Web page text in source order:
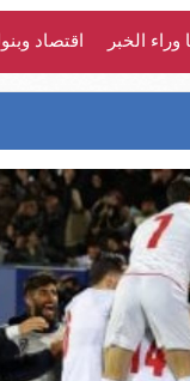
وراء الخبر اقتصاد